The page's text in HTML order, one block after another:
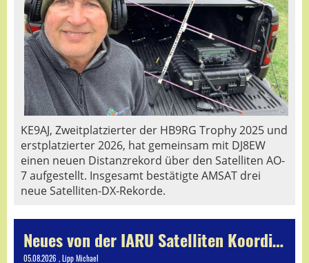
KE9AJ, Zweitplatzierter der HB9RG Trophy 2025 und
erstplatzierter 2026, hat gemeinsam mit DJ8EW
einen neuen Distanzrekord über den Satelliten AO-
7 aufgestellt. Insgesamt bestätigte AMSAT drei
neue Satelliten-DX-Rekorde.
Neues von der IARU Satelliten Koordination
05.08.2026 , Lipp Michael